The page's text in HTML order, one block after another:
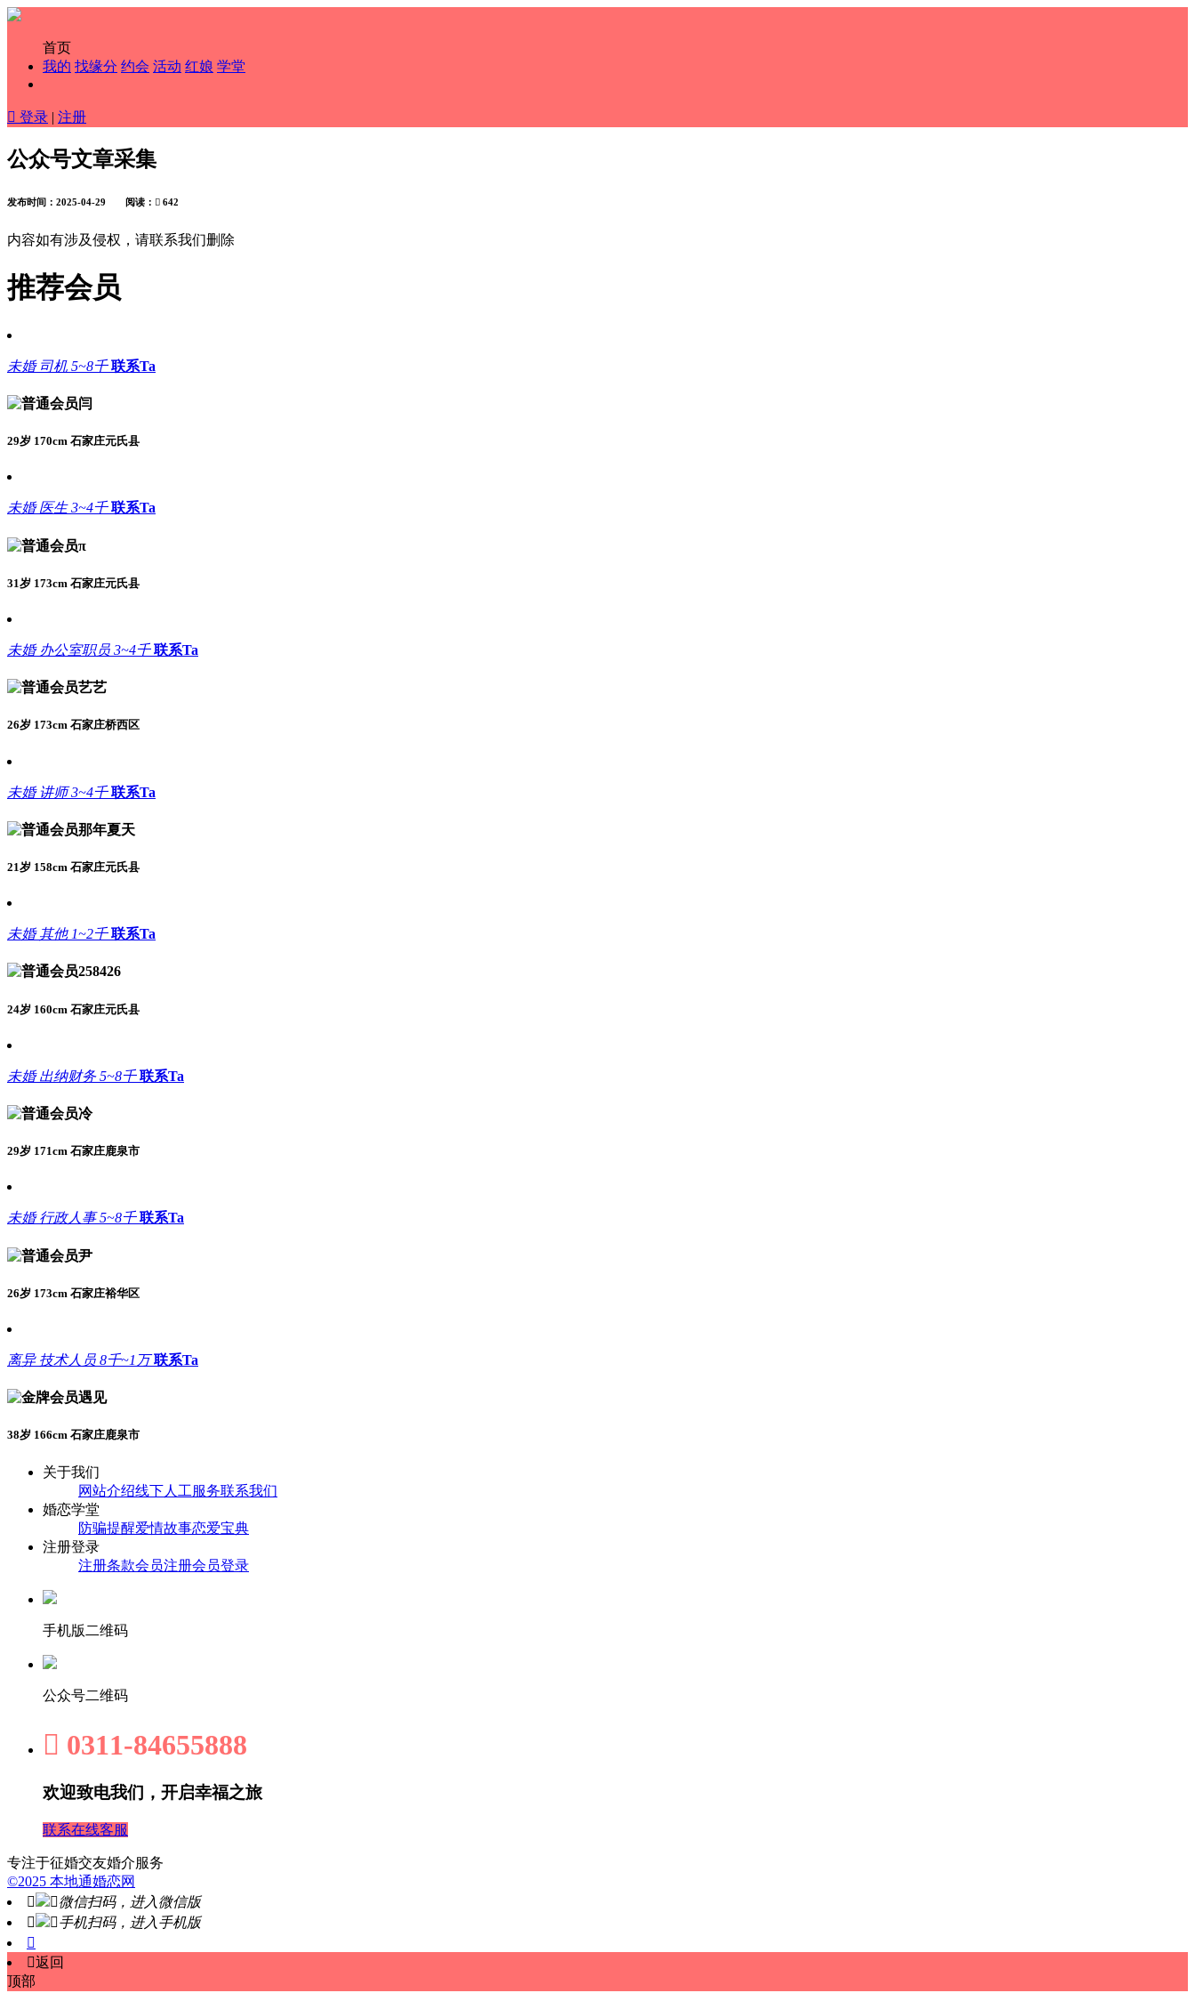
首页
我的 找缘分 约会 活动 红娘 学堂
 登录 | 注册
公众号文章采集
发布时间：2025-04-29 阅读：  642
内容如有涉及侵权，请联系我们删除
推荐会员
未婚 司机 5~8千联系Ta
闫
29岁 170cm 石家庄元氏县
未婚医生3~4千联系Ta
π
31岁 173cm 石家庄元氏县
未婚 办公室职员 3~4千联系Ta
艺艺
26岁 173cm 石家庄桥西区
未婚讲师3~4千联系Ta
那年夏天
21岁 158cm 石家庄元氏县
未婚其他 1~2千联系Ta
258426
24岁 160cm 石家庄元氏县
未婚出纳财务5~8千联系Ta
冷
29岁 171cm 石家庄鹿泉市
未婚行政人事5~8千联系Ta
尹
26岁 173cm 石家庄裕华区
离异 技术人员 8千~1万联系Ta
遇见
38岁 166cm 石家庄鹿泉市
关于我们
网站介绍线下人工服务联系我们
婚恋学堂
防骗提醒爱情故事恋爱宝典
注册登录
注册条款会员注册会员登录
手机版二维码
公众号二维码
 0311-84655888
欢迎致电我们，开启幸福之旅
联系在线客服
专注于征婚交友婚介服务
©2025 本地通婚恋网

微信扫码，进入微信版

手机扫码，进入手机版

返回
顶部